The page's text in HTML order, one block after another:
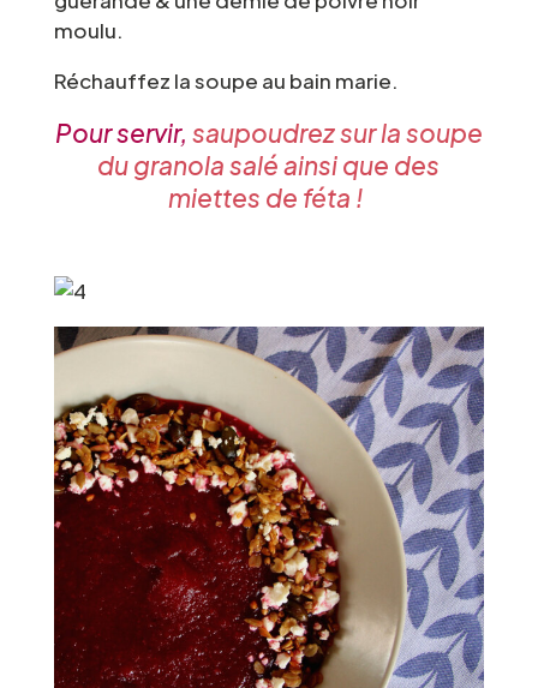
moulu.
Réchauffez la soupe au bain marie.
Pour servir, saupoudrez sur la soupe
du granola salé ainsi que des
miettes de féta !